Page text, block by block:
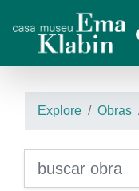
Explore Obras